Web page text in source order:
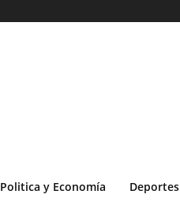
Politica y Economía Deportes